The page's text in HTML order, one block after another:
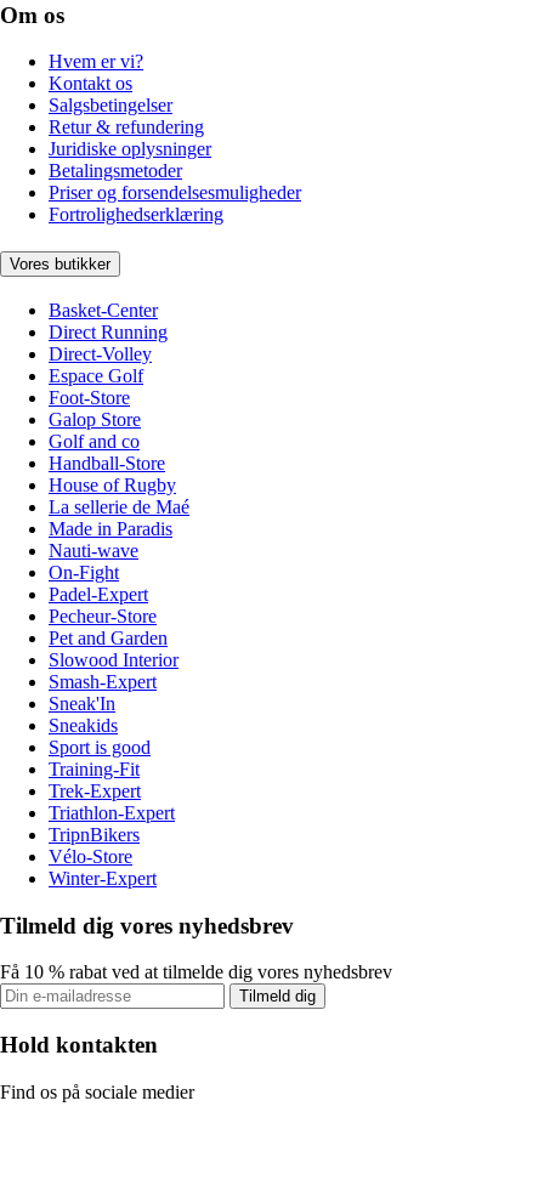
Om os
Hvem er vi?
Kontakt os
Salgsbetingelser
Retur & refundering
Juridiske oplysninger
Betalingsmetoder
Priser og forsendelsesmuligheder
Fortrolighedserklæring
Vores butikker
Basket-Center
Direct Running
Direct-Volley
Espace Golf
Foot-Store
Galop Store
Golf and co
Handball-Store
House of Rugby
La sellerie de Maé
Made in Paradis
Nauti-wave
On-Fight
Padel-Expert
Pecheur-Store
Pet and Garden
Slowood Interior
Smash-Expert
Sneak'In
Sneakids
Sport is good
Training-Fit
Trek-Expert
Triathlon-Expert
TripnBikers
Vélo-Store
Winter-Expert
Tilmeld dig vores nyhedsbrev
Få 10 % rabat ved at tilmelde dig vores nyhedsbrev
Tilmeld dig
Hold kontakten
Find os på sociale medier